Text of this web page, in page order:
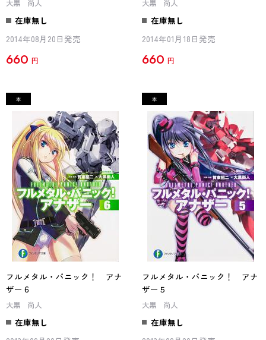
大黒 尚人
在庫無し
2014年08月20日発売
660 円
大黒 尚人
在庫無し
2014年01月18日発売
660 円
フルメタル・パニック！ アナ
ザー６
大黒 尚人
在庫無し
フルメタル・パニック！ アナ
ザー５
大黒 尚人
在庫無し